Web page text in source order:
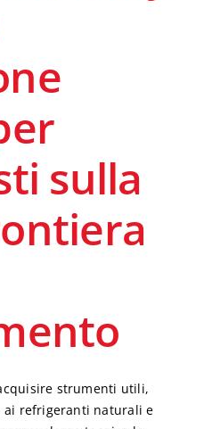
sulla
strumenti utili,
refrigeranti naturali e